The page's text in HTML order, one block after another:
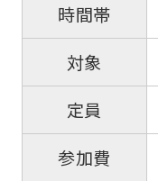
時間帯
対象
定員
参加費